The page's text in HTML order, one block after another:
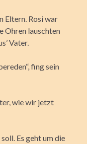
Eltern. Rosi war
Ohren lauschten
Vater.
fing sein
wie wir jetzt
Es geht um die